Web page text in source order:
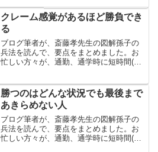
本のほうはより具体例なども書いており
大変読みやすくなっています。
クレーム感覚があるほど勝負でき
る
ブログ筆者が、斎藤孝先生の図解孫子の
兵法を読んで、要点をまとめました。お
忙しい方々が、通勤、通学時に短時間(ブ
本のほうはより具体例なども書いており
大変読みやすくなっています。
勝つのはどんな状況でも最後まで
あきらめない人
ブログ筆者が、斎藤孝先生の図解孫子の
兵法を読んで、要点をまとめました。お
忙しい方々が、通勤、通学時に短時間(ブ